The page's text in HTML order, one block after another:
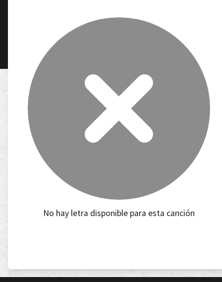
No hay letra disponible para esta canción